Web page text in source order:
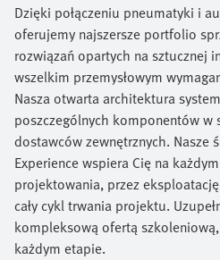
Dzięki połączeniu pneumatyki i
oferujemy najszersze portfolio
rozwiązań opartych na sztucznej
wszelkim przemysłowym
Nasza otwarta architektura
poszczególnych komponentów w
dostawców zewnętrznych. Nasze
Experience wspiera Cię na
projektowania, przez
cały cykl trwania projektu.
kompleksową ofertą
każdym etapie.​